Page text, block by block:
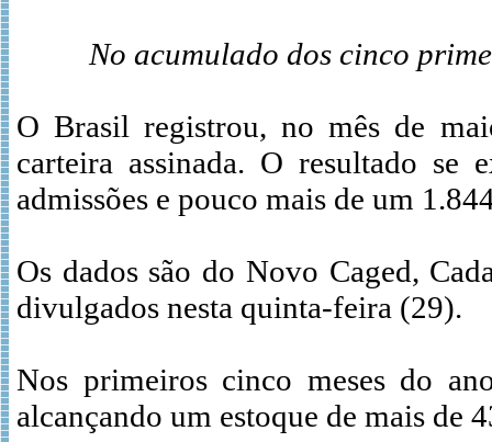
No acumulado dos cinco
O Brasil registrou, no mês de
carteira assinada. O resultado se
admissões e pouco mais de um
Os dados são do Novo Caged,
divulgados nesta quinta-feira (29).
Nos primeiros cinco meses do
alcançando um estoque de mais de